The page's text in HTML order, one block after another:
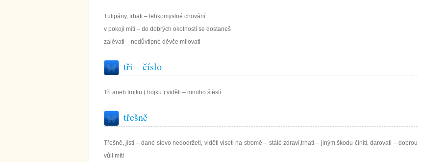
Tulipány, trhati – lehkomyslné chování
v pokoji míti – do dobrých okolností se dostaneš
zalévati – nedůvtipné děvče milovati
tři – číslo
Tři aneb trojku ( trojku ) viděti – mnoho štěstí
třešně
Třešně, jísti – dané slovo nedodržeti, viděti viseti na stromě – stálé zdraví,trhati – jiným škodu činiti, darovati – dobrou
vůli míti